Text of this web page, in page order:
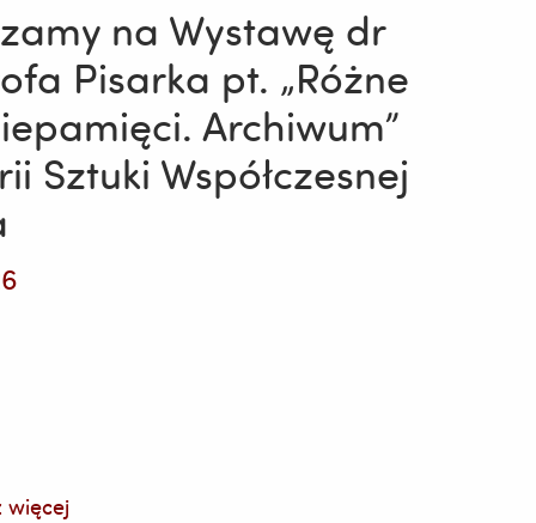
na Wystawę dr
Pisarka pt. „Różne
Archiwum”
Sztuki Współczesnej
więcej